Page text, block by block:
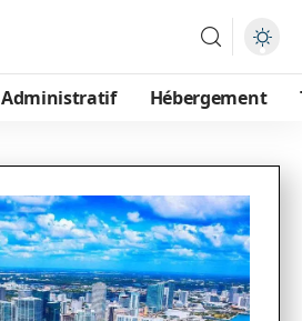
Administratif Hébergement